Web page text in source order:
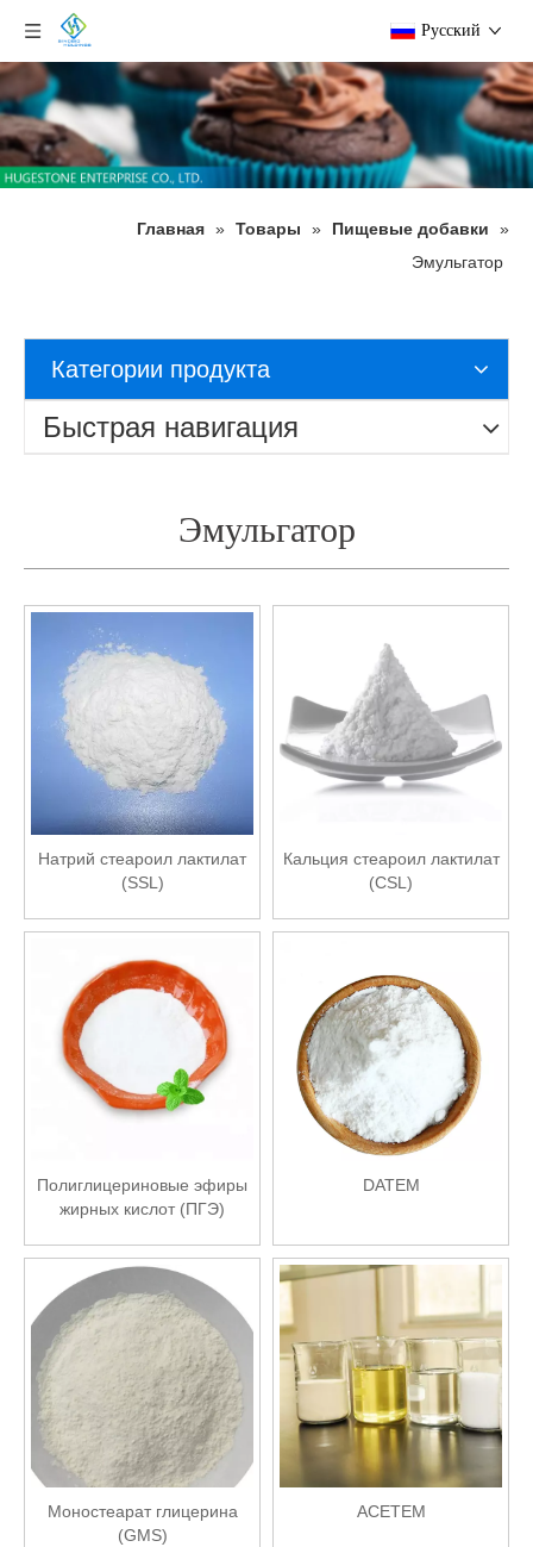
Pусский
Главная » Товары » Пищевые добавки
»
Эмульгатор
Категории продукта
Быстрая навигация
Эмульгатор
Натрий стеароил лактилат
(SSL)
Кальция стеароил лактилат
(CSL)
Полиглицериновые эфиры
жирных кислот (ПГЭ)
DATEM
Моностеарат глицерина
(GMS)
ACETEM